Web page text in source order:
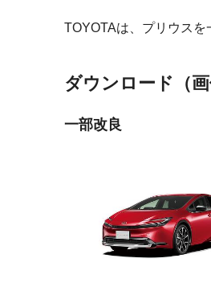
TOYOTAは、プリウス
ダウンロード（画
一部改良